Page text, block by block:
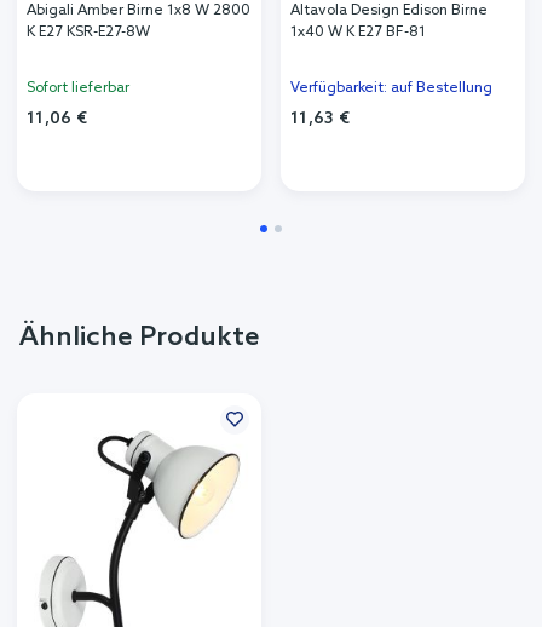
Abigali Amber Birne 1x8 W 2800
K E27 KSR-E27-8W
Sofort lieferbar
11,06 €
Altavola Design Edison Birne
1x40 W K E27 BF-81
Verfügbarkeit: auf Bestellung
11,63 €
Ähnliche Produkte